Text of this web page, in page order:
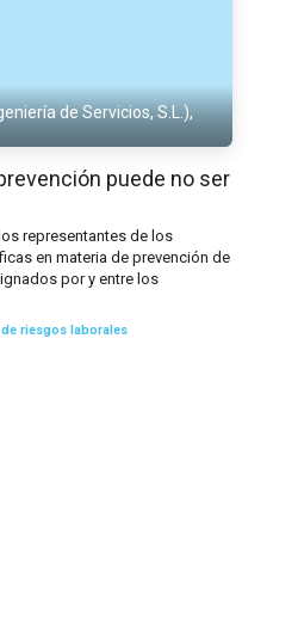
de Servicios, S.L.),
puede no ser
representantes de los
en materia de prevención de
por y entre los
riesgos laborales